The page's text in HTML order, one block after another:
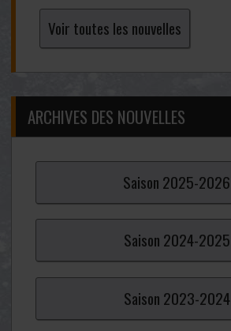
Voir toutes les nouvelles
ARCHIVES DES NOUVELLES
Saison 2025-2026
Saison 2024-2025
Saison 2023-2024